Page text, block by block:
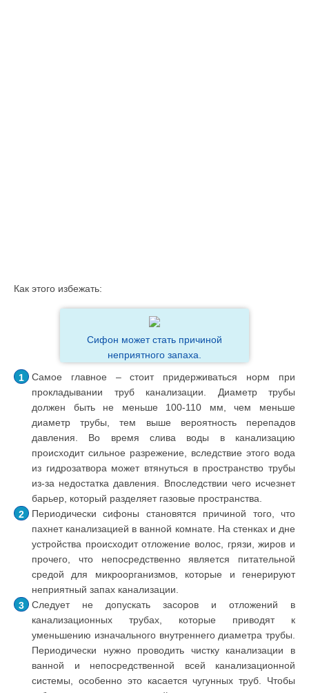
Как этого избежать:
Сифон может стать причиной
неприятного запаха.
Самое главное – стоит придерживаться норм при
прокладывании труб канализации. Диаметр трубы
должен быть не меньше 100-110 мм, чем меньше
диаметр трубы, тем выше вероятность перепадов
давления. Во время слива воды в канализацию
происходит сильное разрежение, вследствие этого вода
из гидрозатвора может втянуться в пространство трубы
из-за недостатка давления. Впоследствии чего исчезнет
барьер, который разделяет газовые пространства.
Периодически сифоны становятся причиной того, что
пахнет канализацией в ванной комнате. На стенках и дне
устройства происходит отложение волос, грязи, жиров и
прочего, что непосредственно является питательной
средой для микроорганизмов, которые и генерируют
неприятный запах канализации.
Следует не допускать засоров и отложений в
канализационных трубах, которые приводят к
уменьшению изначального внутреннего диаметра трубы.
Периодически нужно проводить чистку канализации в
ванной и непосредственной всей канализационной
системы, особенно это касается чугунных труб. Чтобы